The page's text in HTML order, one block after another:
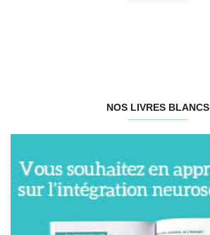
NOS LIVRES BLANCS